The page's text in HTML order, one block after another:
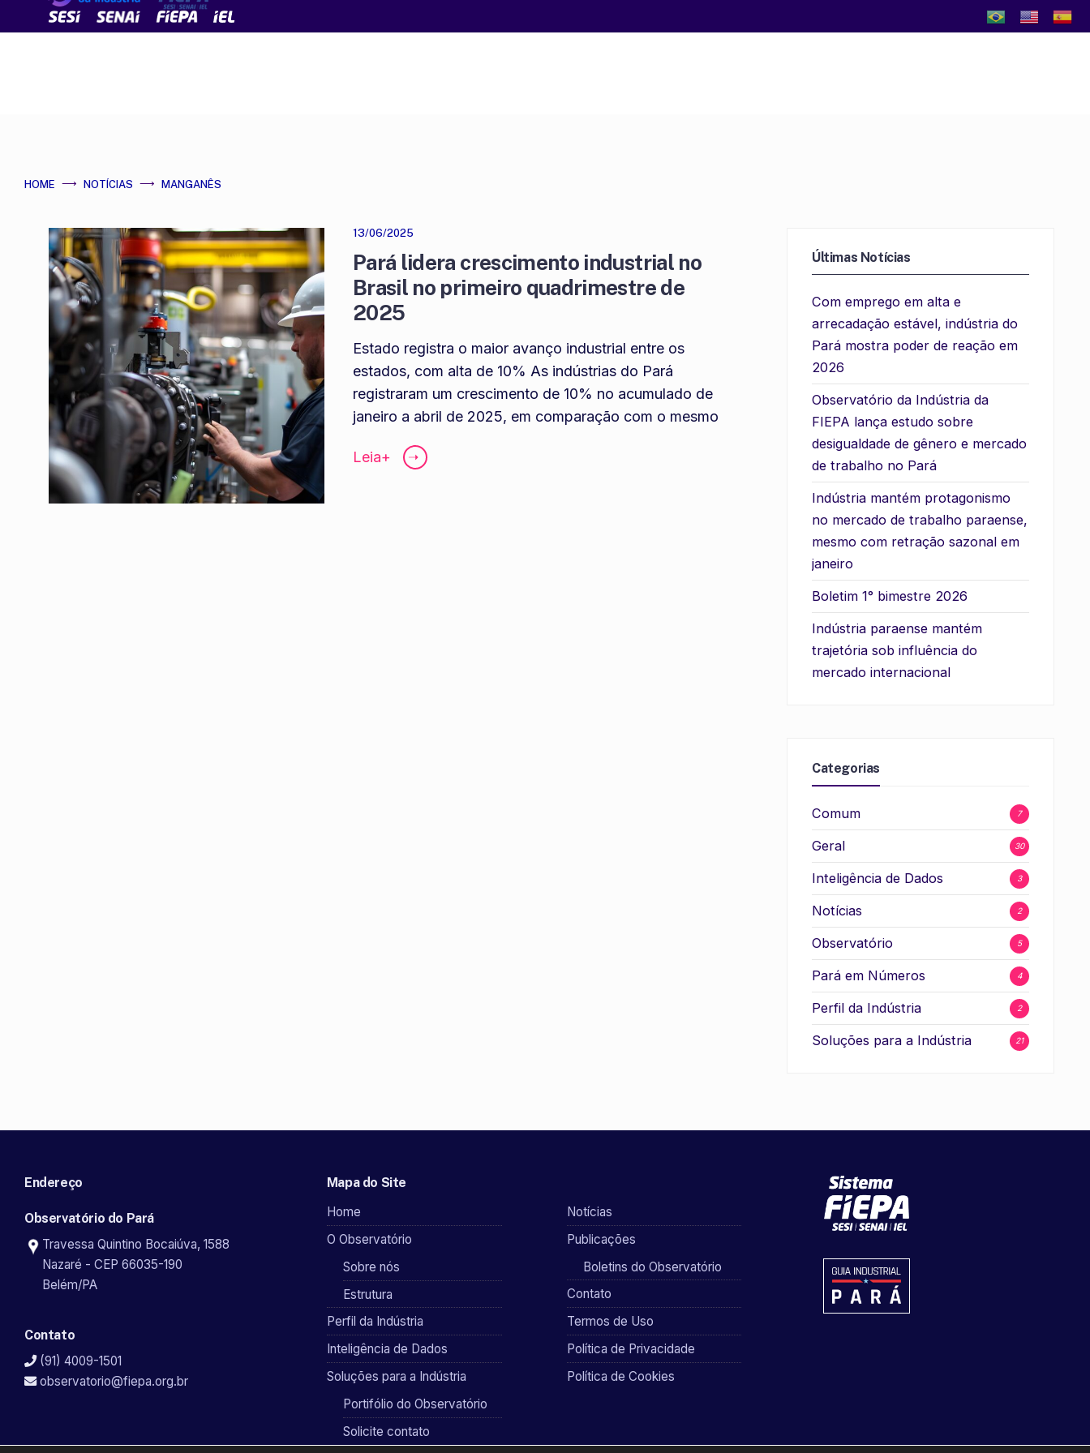
HOME NOTÍCIAS MANGANÊS
13/06/2025
Pará lidera crescimento industrial no
Brasil no primeiro quadrimestre de
2025
Estado registra o maior avanço industrial entre os
estados, com alta de 10% As indústrias do Pará
registraram um crescimento de 10% no acumulado de
janeiro a abril de 2025, em comparação com o mesmo
Leia+ ➝
Últimas Notícias
Com emprego em alta e
arrecadação estável, indústria do
Pará mostra poder de reação em
2026
Observatório da Indústria da
FIEPA lança estudo sobre
desigualdade de gênero e mercado
de trabalho no Pará
Indústria mantém protagonismo
no mercado de trabalho paraense,
mesmo com retração sazonal em
janeiro
Boletim 1° bimestre 2026
Indústria paraense mantém
trajetória sob influência do
mercado internacional
Categorias
Comum 7
Geral 30
Inteligência de Dados 3
Notícias 2
Observatório 5
Pará em Números 4
Perfil da Indústria 2
Soluções para a Indústria 21
Endereço
Observatório do Pará
Travessa Quintino Bocaiúva, 1588
Nazaré - CEP 66035-190
Belém/PA
Contato
(91) 4009-1501
observatorio@fiepa.org.br
Mapa do Site
Home
O Observatório
Sobre nós
Estrutura
Perfil da Indústria
Inteligência de Dados
Soluções para a Indústria
Portifólio do Observatório
Solicite contato
Notícias
Publicações
Boletins do Observatório
Contato
Termos de Uso
Política de Privacidade
Política de Cookies